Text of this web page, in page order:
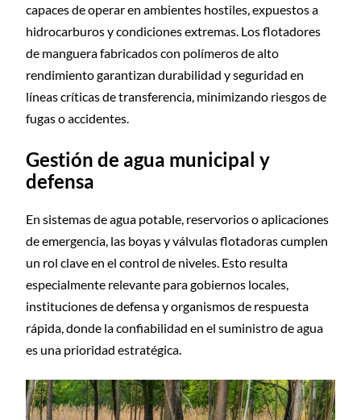
capaces de operar en ambientes hostiles, expuestos a
hidrocarburos y condiciones extremas. Los flotadores
de manguera fabricados con polímeros de alto
rendimiento garantizan durabilidad y seguridad en
líneas críticas de transferencia, minimizando riesgos de
fugas o accidentes.
Gestión de agua municipal y
defensa
En sistemas de agua potable, reservorios o aplicaciones
de emergencia, las boyas y válvulas flotadoras cumplen
un rol clave en el control de niveles. Esto resulta
especialmente relevante para gobiernos locales,
instituciones de defensa y organismos de respuesta
rápida, donde la confiabilidad en el suministro de agua
es una prioridad estratégica.